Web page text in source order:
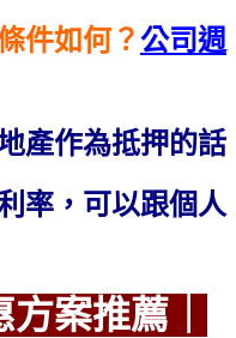
件如何？公司週
產作為抵押的話
率，可以跟個人
方案推薦｜